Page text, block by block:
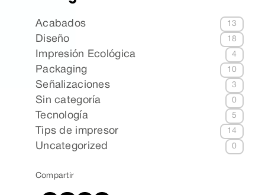
Acabados 13
Diseño 18
Impresión Ecológica 4
Packaging 10
Señalizaciones 3
Sin categoría 0
Tecnología 5
Tips de impresor 14
Uncategorized 0
Compartir